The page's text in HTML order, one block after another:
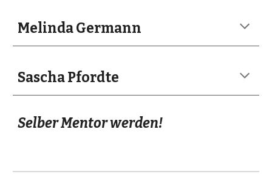
Melinda Germann
Sascha Pfordte
Selber Mentor werden!